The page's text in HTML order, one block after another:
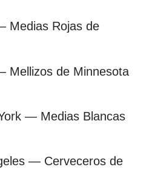
Medias Rojas de
Mellizos de Minnesota
— Medias Blancas
— Cerveceros de